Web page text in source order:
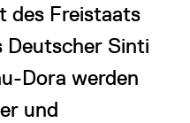
des Freistaats
Deutscher Sinti
Dora werden
und